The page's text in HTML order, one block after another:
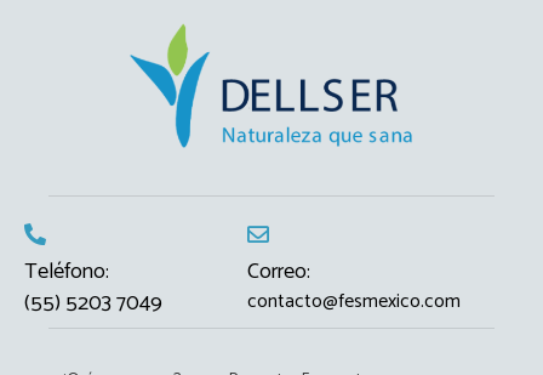
Teléfono:
(55) 5203 7049
Correo:
contacto@fesmexico.com